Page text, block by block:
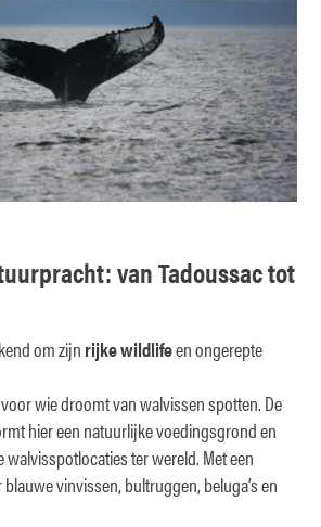
van Tadoussac tot
om zijn rijke wildlifeen ongerepte
wie droomt van walvissen spotten. De
hier een natuurlijke voedingsgrond en
walvisspotlocaties ter wereld. Met een
vinvissen, bultruggen, beluga’s en